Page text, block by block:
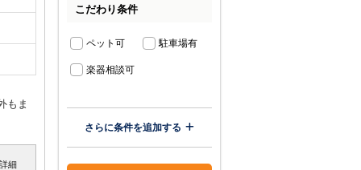
もま
細
こだわり条件
ペット可 駐車場有
楽器相談可
さらに条件を追加する